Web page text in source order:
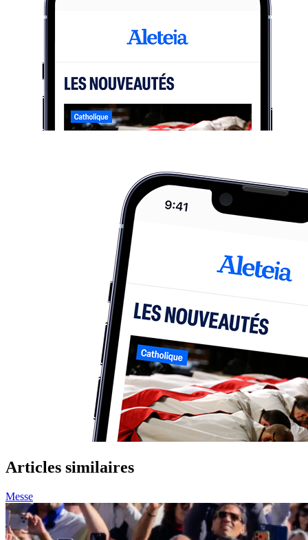
Articles similaires
Messe